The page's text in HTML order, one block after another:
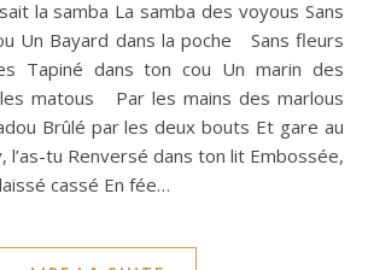
la samba La samba des voyous Sans
Un Bayard dans la poche Sans fleurs
Tapiné dans ton cou Un marin des
matous Par les mains des marlous
Brûlé par les deux bouts Et gare au
l’as-tu Renversé dans ton lit Embossée,
cassé En fée…